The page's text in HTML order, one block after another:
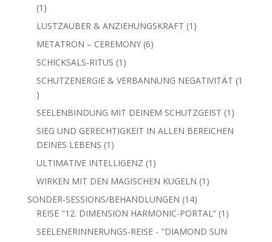
1 1
Produkt
LUSTZAUBER & ANZIEHUNGSKRAFT 1 1
METATRON – CEREMONY 66
SCHICKSALS-RITUS 1 1
Produkt
SCHUTZENERGIE & VERBANNUNG NEGATIVITÄT 1
1
Produkt
SEELENBINDUNG MIT DEINEM SCHUTZGEIST 1 1
Produkt
SIEG UND GERECHTIGKEIT IN ALLEN BEREICHEN
DEINES LEBENS 1 1
Produkt
ULTIMATIVE INTELLIGENZ 1 1
Produkt
WIRKEN MIT DEN MAGISCHEN KUGELN 1 1
SONDER-SESSIONS/BEHANDLUNGEN 1414
Produkte
REISE "12. DIMENSION HARMONIC-PORTAL“ 1 1
Produkt
SEELENERINNERUNGS-REISE - "DIAMOND SUN